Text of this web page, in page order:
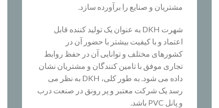
مشتریان و صنایع را برآورده سازد.
شهرت DKH به عنوان یک تولید کننده قابل
اعتماد و با کیفیت بیشتر با حضور آن در
کشورهای مختلف و توانایی آن در حفظ روابط
تجاری موفق با تامین کنندگان و مشتریان نشان
داده می شود. به طور کلی، DKH به نظر می
رسد یک شرکت معتبر و پر رونق در صنعت درب
و پانل PVC باشد.